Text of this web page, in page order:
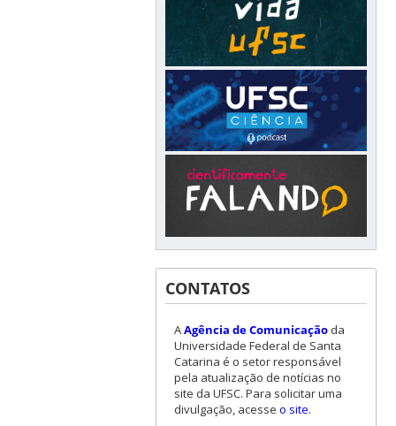
CONTATOS
AAgência de Comunicaçãoda
Universidade Federal de Santa
Catarina é o setor responsável
pela atualização de notícias no
site da UFSC. Para solicitar uma
divulgação, acesse o site.